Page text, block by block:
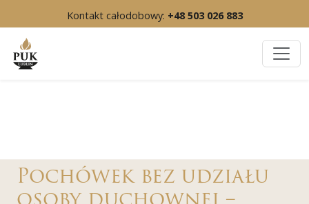
Kontakt całodobowy: +48 503 026 883
Pochówek bez udziału